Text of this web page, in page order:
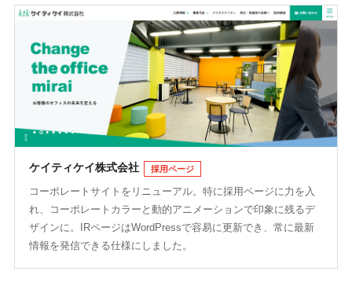
ケイティケイ株式会社 採用ページ
コーポレートサイトをリニューアル。特に採用ページに力を入
れ、コーポレートカラーと動的アニメーションで印象に残るデ
ザインに。IRページはWordPressで容易に更新でき、常に最新
情報を発信できる仕様にしました。